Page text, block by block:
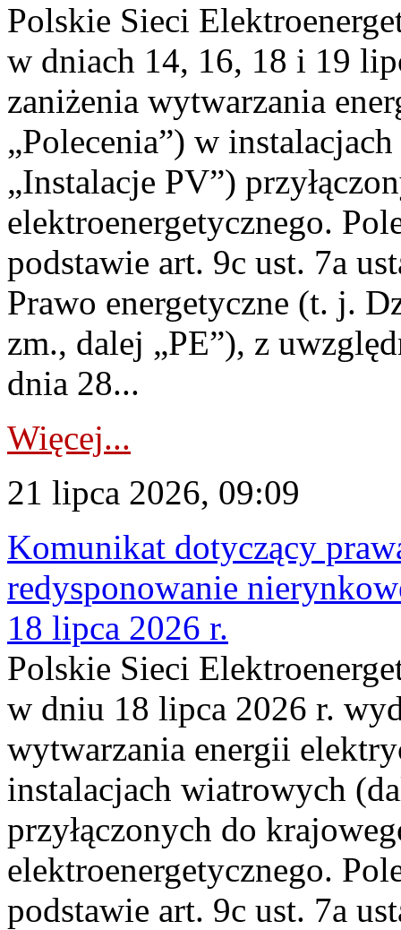
Polskie Sieci
w dniach 14, 16, 18 i 19
zaniżenia wytwarzania
„Polecenia”) w
„Instalacje PV”)
elektroenergetycznego.
podstawie art. 9c ust. 7a
Prawo energetyczne (t. j.
zm., dalej „PE”), z
dnia 28...
Więcej...
21 lipca 2026, 09:09
Komunikat dotyczący
redysponowanie
18 lipca 2026 r.
Polskie Sieci
w dniu 18 lipca 2026 r.
wytwarzania energii
instalacjach wiatrowych
przyłączonych do
elektroenergetycznego.
podstawie art. 9c ust. 7a